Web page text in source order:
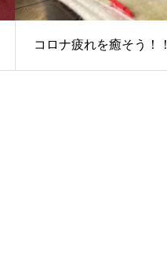
コロナ疲れを癒そう！！